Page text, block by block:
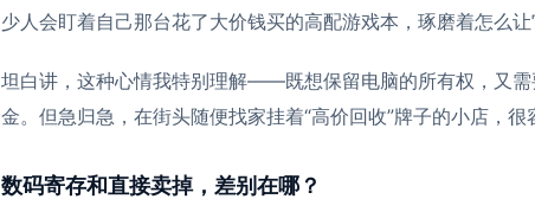
少人会盯着自己那台花了大价钱买的高配游戏本，琢磨着怎么让
坦白讲，这种心情我特别理解——既想保留电脑的所有权，又
金。但急归急，在街头随便找家挂着“高价回收”牌子的小店，很
数码寄存和直接卖掉，差别在哪？